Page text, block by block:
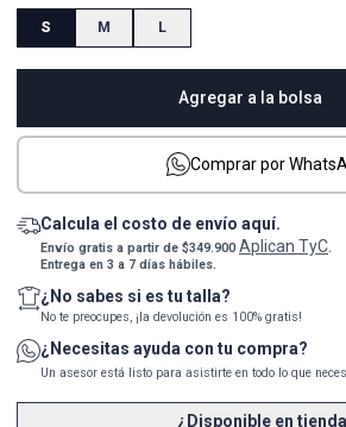
S M L
Agregar a la bolsa
Comprar por
Calcula el costo de envío aquí.
Envío gratis a partir de $349.900Aplican TyC.
Entrega en 3 a 7 días hábiles.
¿No sabes si es tu talla?
No te preocupes, ¡la devolución es 100% gratis!
¿Necesitas ayuda con tu compra?
Un asesor está listo para asistirte en todo lo que
¿Disponible en